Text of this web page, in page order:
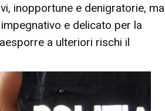
inopportune e denigratorie, ma
e delicato per la
a ulteriori rischi il